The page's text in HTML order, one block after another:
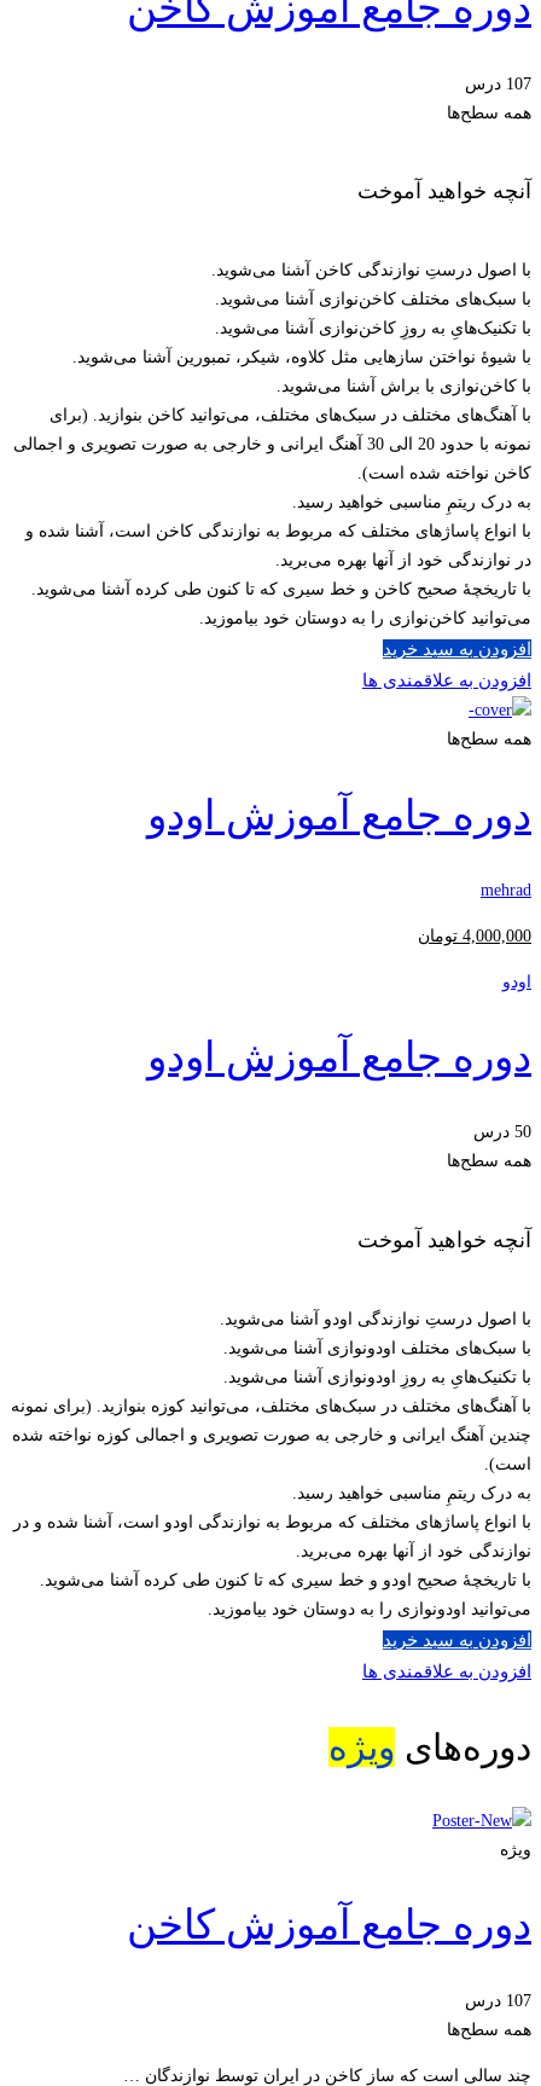
107 درس
همه سطح‌ها
آنچه خواهید آموخت
با اصول درستِ نوازندگی کاخن آشنا می‌شوید.
با سبک‌های مختلف کاخن‌نوازی آشنا می‌شوید.
با تکنیک‌هایِ به روزِ کاخن‌نوازی آشنا می‌شوید.
با شیوۀ نواختن سازهایی مثل کلاوه، شیکر، تمبورین آشنا می‌شوید.
با کاخن‌نوازی با براش آشنا می‌شوید.
با آهنگ‌های مختلف در سبک‌های مختلف، می‌توانید کاخن بنوازید. (برای
نمونه با حدود 20 الی 30 آهنگ ایرانی و خارجی به صورت تصویری و اجمالی
کاخن نواخته شده است).
به درک ریتمِ مناسبی خواهید رسید.
با انواع پاساژهای مختلف که مربوط به نوازندگی کاخن است، آشنا شده و
در نوازندگی خود از آنها بهره می‌برید.
با تاریخچۀ صحیح کاخن و خط سیری که تا کنون طی کرده آشنا می‌شوید.
می‌توانید کاخن‌نوازی را به دوستان خود بیاموزید.
افزودن به سبد خرید
افزودن به علاقمندی ها
همه سطح‌ها
دوره جامع آموزش اودو
mehrad
4,000,000 تومان
اودو
دوره جامع آموزش اودو
50 درس
همه سطح‌ها
آنچه خواهید آموخت
با اصول درستِ نوازندگی اودو آشنا می‌شوید.
با سبک‌های مختلف اودونوازی آشنا می‌شوید.
با تکنیک‌هایِ به روزِ اودونوازی آشنا می‌شوید.
با آهنگ‌های مختلف در سبک‌های مختلف، می‌توانید کوزه بنوازید. (برای نمونه
چندین آهنگ ایرانی و خارجی به صورت تصویری و اجمالی کوزه نواخته شده
است).
به درک ریتمِ مناسبی خواهید رسید.
با انواع پاساژهای مختلف که مربوط به نوازندگی اودو است، آشنا شده و در
نوازندگی خود از آنها بهره می‌برید.
با تاریخچۀ صحیح اودو و خط سیری که تا کنون طی کرده آشنا می‌شوید.
می‌توانید اودونوازی را به دوستان خود بیاموزید.
افزودن به سبد خرید
افزودن به علاقمندی ها
دوره‌های ویژه
ویژه
دوره جامع آموزش کاخن
107 درس
همه سطح‌ها
چند سالی است که ساز کاخن در ایران توسط نوازندگان …